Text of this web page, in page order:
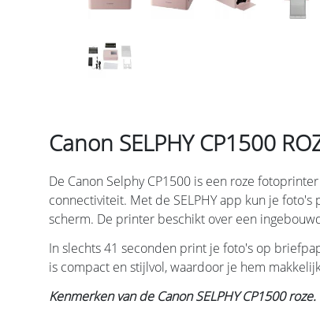
Canon SELPHY CP1500
De Canon Selphy CP1500 is een roze
connectiviteit. Met de SELPHY app kun je
scherm. De printer beschikt over een
In slechts 41 seconden print je foto's op
is compact en stijlvol, waardoor je hem
Kenmerken van de Canon SELPHY CP1500 roze.